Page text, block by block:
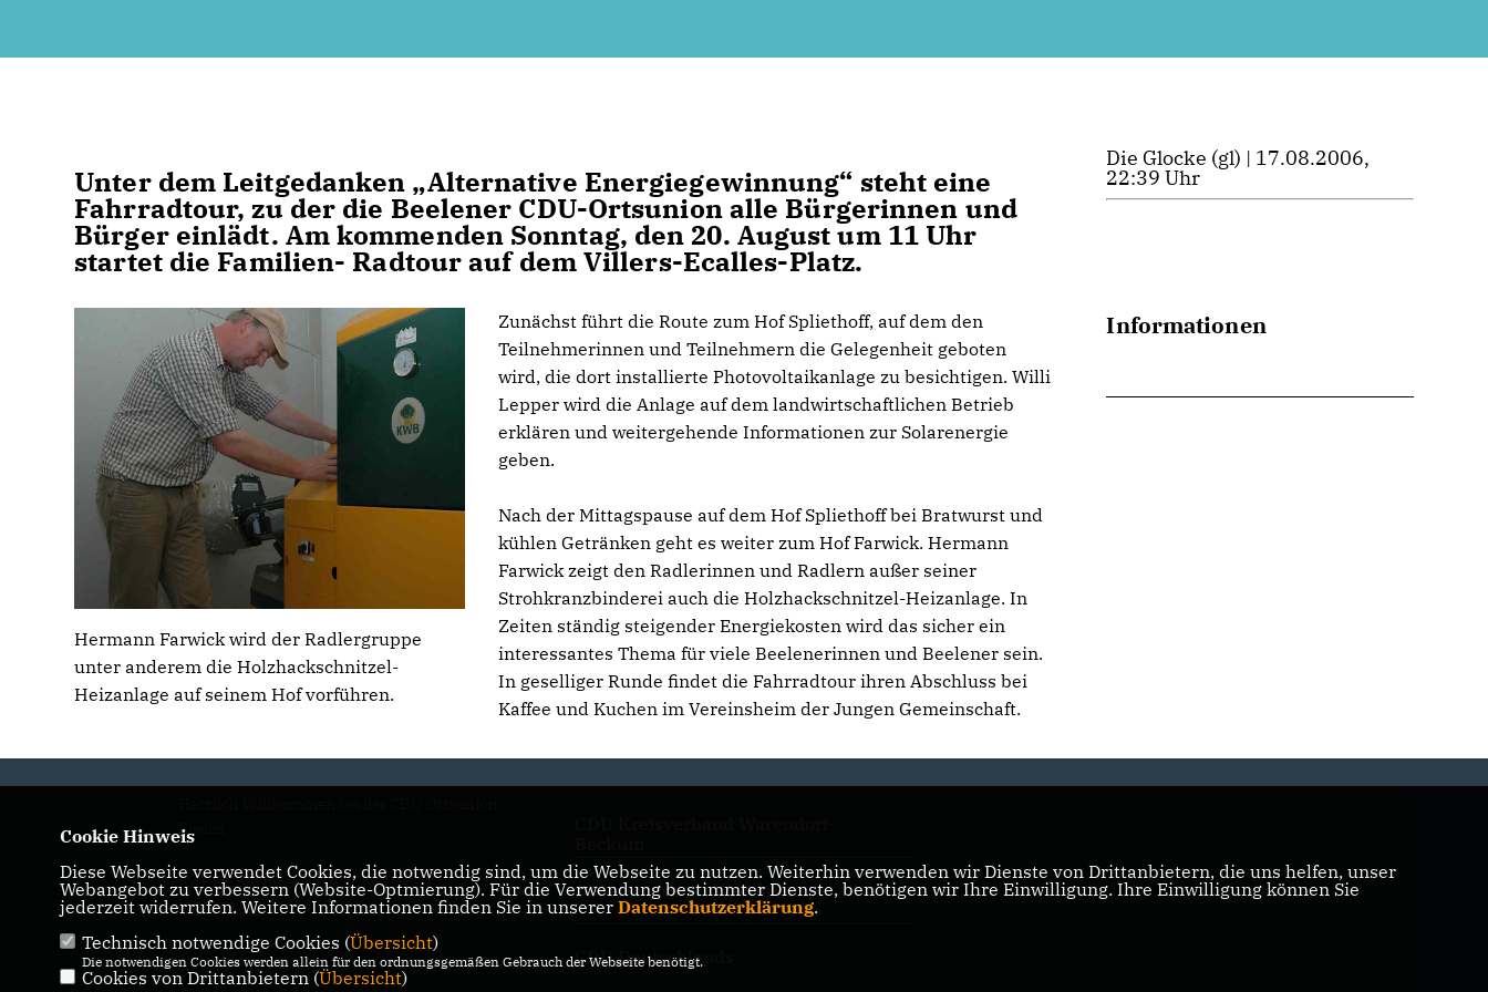
Unter dem Leitgedanken „Alternative Energiegewinnung“ steht eine
Fahrradtour, zu der die Beelener CDU-Ortsunion alle Bürgerinnen und
Bürger einlädt. Am kommenden Sonntag, den 20. August um 11 Uhr
startet die Familien- Radtour auf dem Villers-Ecalles-Platz.
Hermann Farwick wird der Radlergruppe
unter anderem die Holzhackschnitzel-
Heizanlage auf seinem Hof vorführen.
Zunächst führt die Route zum Hof Spliethoff, auf dem den
Teilnehmerinnen und Teilnehmern die Gelegenheit geboten
wird, die dort installierte Photovoltaikanlage zu besichtigen. Willi
Lepper wird die Anlage auf dem landwirtschaftlichen Betrieb
erklären und weitergehende Informationen zur Solarenergie
geben.
Nach der Mittagspause auf dem Hof Spliethoff bei Bratwurst und
kühlen Getränken geht es weiter zum Hof Farwick. Hermann
Farwick zeigt den Radlerinnen und Radlern außer seiner
Strohkranzbinderei auch die Holzhackschnitzel-Heizanlage. In
Zeiten ständig steigender Energiekosten wird das sicher ein
interessantes Thema für viele Beelenerinnen und Beelener sein.
In geselliger Runde findet die Fahrradtour ihren Abschluss bei
Kaffee und Kuchen im Vereinsheim der Jungen Gemeinschaft.
Die Glocke (gl) | 17.08.2006,
22:39 Uhr
Informationen
Beelen
IMPRESSUM
DATENSCHUTZ
KONTAKT
CDU Nordrhein-Westfalen
CDU Deutschlands
Cookie Hinweis
Diese Webseite verwendet Cookies, die notwendig sind, um die Webseite zu nutzen. Weiterhin verwenden wir Dienste von Drittanbietern, die uns helfen, unser
Webangebot zu verbessern (Website-Optmierung). Für die Verwendung bestimmter Dienste, benötigen wir Ihre Einwilligung. Ihre Einwilligung können Sie
jederzeit widerrufen. Weitere Informationen finden Sie in unserer Datenschutzerklärung.
Technisch notwendige Cookies (Übersicht)
Die notwendigen Cookies werden allein für den ordnungsgemäßen Gebrauch der Webseite benötigt.
Cookies von Drittanbietern (Übersicht)